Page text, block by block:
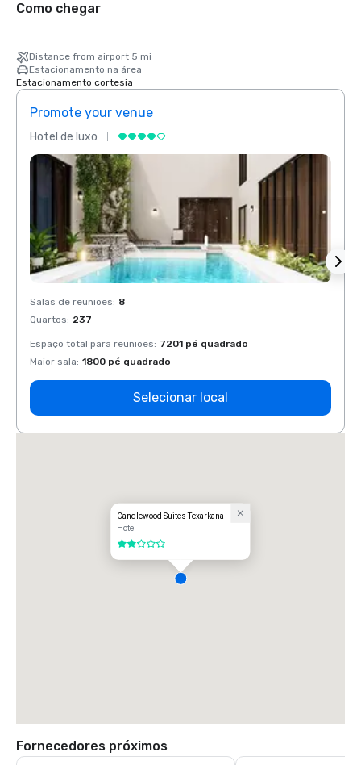
Como chegar
Distance from airport 5 mi
Estacionamento na área
Estacionamento cortesia
Promote your venue
Hotel de luxo
Salas de reuniões: 8
Quartos: 237
Espaço total para reuniões: 7201 pé quadrado
Maior sala: 1800 pé quadrado
Selecionar local
Candlewood Suites Texarkana
Hotel
2 de 5
Fornecedores próximos